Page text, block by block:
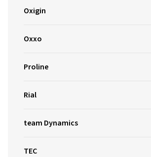
Oxigin
Oxxo
Proline
Rial
team Dynamics
TEC